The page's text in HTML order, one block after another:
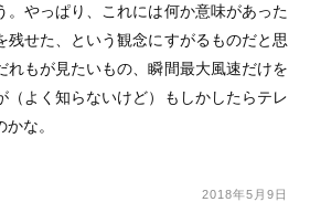
。やっぱり、これには何か意味があった
残せた、という観念にすがるものだと思
れもが見たいもの、瞬間最大風速だけを
（よく知らないけど）もしかしたらテレ
な。
2018年5月9日